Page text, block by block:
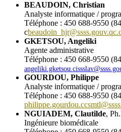
BEAUDOIN, Christian
Analyste informatique /
Téléphone : 450 688-9550
c
GKETSOU, Angeliki
Agente administrative
Téléphone : 450 668-9550
GOURDOU, Philippe
Analyste informatique /
Téléphone : 450 688-9550
NGUIADEM, Clautilde,
Ingénieure biomédicale